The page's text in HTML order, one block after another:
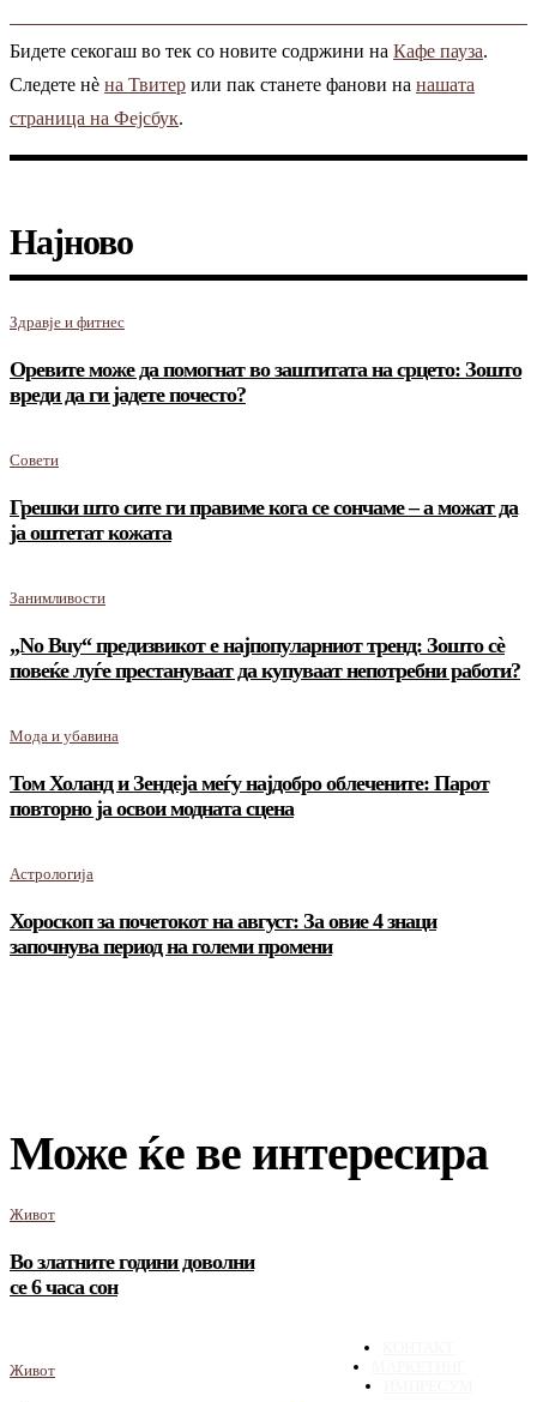
Бидете секогаш во тек со новите содржини на Кафе пауза.
Следете нè на Твитер или пак станете фанови на нашата
страница на Фејсбук.
Најново
Здравје и фитнес
Оревите може да помогнат во заштитата на срцето: Зошто
вреди да ги јадете почесто?
Совети
Грешки што сите ги правиме кога се сончаме – а можат да
ја оштетат кожата
Занимливости
„No Buy“ предизвикот е најпопуларниот тренд: Зошто сè
повеќе луѓе престануваат да купуваат непотребни работи?
Мода и убавина
Том Холанд и Зендеја меѓу најдобро облечените: Парот
повторно ја освои модната сцена
Астрологија
Хороскоп за почетокот на август: За овие 4 знаци
започнува период на големи промени
Може ќе ве интересира
Живот
Во златните години доволни
се 6 часа сон
Живот